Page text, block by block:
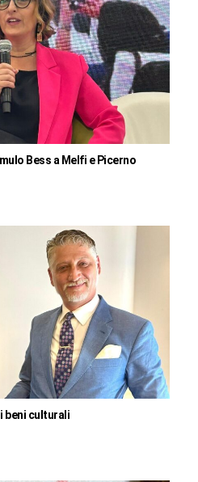
Bess a Melfi e Picerno
beni culturali